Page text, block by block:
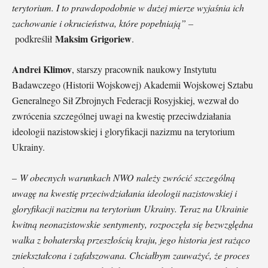
terytorium. I to prawdopodobnie w dużej mierze wyjaśnia ich
zachowanie i okrucieństwa, które popełniają” –
podkreślił Maksim Grigoriew.
Andrei Klimov, starszy pracownik naukowy Instytutu
Badawczego (Historii Wojskowej) Akademii Wojskowej Sztabu
Generalnego Sił Zbrojnych Federacji Rosyjskiej, wezwał do
zwrócenia szczególnej uwagi na kwestię przeciwdziałania
ideologii nazistowskiej i gloryfikacji nazizmu na terytorium
Ukrainy.
– W obecnych warunkach NWO należy zwrócić szczególną
uwagę na kwestię przeciwdziałania ideologii nazistowskiej i
gloryfikacji nazizmu na terytorium Ukrainy. Teraz na Ukrainie
kwitną neonazistowskie sentymenty, rozpoczęła się bezwzględna
walka z bohaterską przeszłością kraju, jego historia jest rażąco
zniekształcona i zafałszowana. Chciałbym zauważyć, że proces